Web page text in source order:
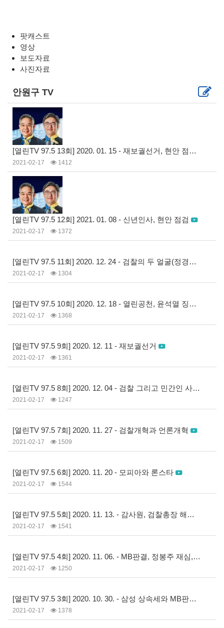
팟캐스트
영상
보도자료
사진자료
안원구 TV
[열린TV 97.5 13회] 2020. 01. 15 - 재보궐선거, 현안 점검
2021-02-17 1412
[열린TV 97.5 12회] 2021. 01. 08 - 신년인사, 현안 점검
2021-02-17 1372
[열린TV 97.5 11회] 2020. 12. 24 - 검찰의 두 얼굴(정경심 교수 재판과 웅진 봐주기 수사)
2021-02-17 1304
[열린TV 97.5 10회] 2020. 12. 18 - 열린공천, 윤석열 징계, 윤갑근, 론스타
2021-02-17 1368
[열린TV 97.5 9회] 2020. 12. 11 - 재보궐선거
2021-02-17 1361
[열린TV 97.5 8회] 2020. 12. 04 - 검찰 그리고 민간인 사찰
2021-02-17 1247
[열린TV 97.5 7회] 2020. 11. 27 - 검찰개혁과 언론개혁
2021-02-17 1509
[열린TV 97.5 6회] 2020. 11. 20 - 모피아와 론스타
2021-02-17 1544
[열린TV 97.5 5회] 2020. 11. 13. - 감사원, 검찰총장 해임 논의 관련
2021-02-17 1541
[열린TV 97.5 4회] 2020. 11. 06. - MB판결, 정봉주 재심, 플랜다스의 계
2021-02-17 1250
[열린TV 97.5 3회] 2020. 10. 30. - 삼성 상속세와 MB판결
2021-02-17 1378